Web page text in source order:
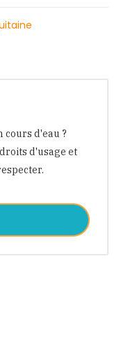
d'eau ?
d'usage et